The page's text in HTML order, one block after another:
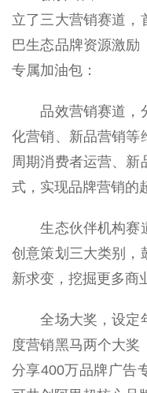
立了三大营销赛道，
巴生态品牌资源激
专属加油包：
品效营销赛道，分
化营销、新品营销等
周期消费者运营、新
式，实现品牌营销的
生态伙伴机构赛道
创意策划三大类别，
新求变，挖掘更多商
全场大奖，设定
度营销黑马两个大奖
分享400万品牌广告